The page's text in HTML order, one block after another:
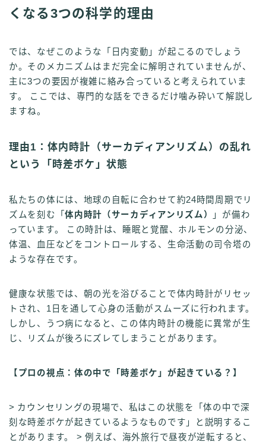
くなる3つの科学的理由
では、なぜこのような「日内変動」が起こるのでしょう
か。そのメカニズムはまだ完全に解明されていませんが、
主に3つの要因が複雑に絡み合っていると考えられていま
す。 ここでは、専門的な話をできるだけ噛み砕いて解説し
ますね。
理由1：体内時計（サーカディアンリズム）の乱れ
という「時差ボケ」状態
私たちの体には、地球の自転に合わせて約24時間周期でリ
ズムを刻む「体内時計（サーカディアンリズム）
」が備わ
っています。 この時計は、睡眠と覚醒、ホルモンの分泌、
体温、血圧などをコントロールする、生命活動の司令塔の
ような存在です。
健康な状態では、朝の光を浴びることで体内時計がリセッ
トされ、1日を通して心身の活動がスムーズに行われます。
しかし、うつ病になると、この体内時計の機能に異常が生
じ、リズムが後ろにズレてしまうことがあります。
【プロの視点：体の中で「時差ボケ」が起きている？】
> カウンセリングの現場で、私はこの状態を「体の中で深
刻な時差ボケが起きているようなものです」と説明するこ
とがあります。 > 例えば、海外旅行で昼夜が逆転すると、